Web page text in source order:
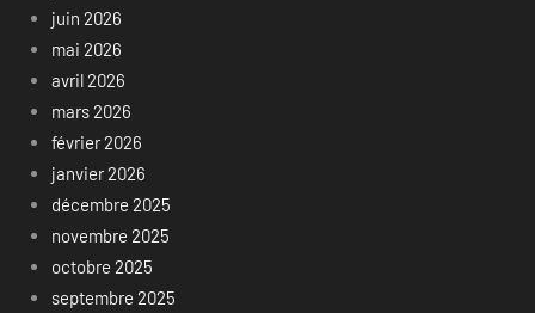
juin 2026
mai 2026
avril 2026
mars 2026
février 2026
janvier 2026
décembre 2025
novembre 2025
octobre 2025
septembre 2025